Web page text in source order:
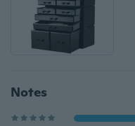
Notes